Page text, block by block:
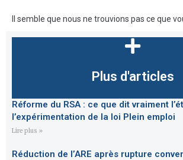
Il semble que nous ne trouvions pas ce que
Plus d'articles
Réforme du RSA : ce que dit vraiment
l’expérimentation de la loi Plein emploi
Lire plus »
Réduction de l’ARE après rupture